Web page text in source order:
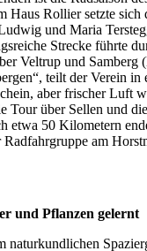
Haus Rollier setzte sich
und Maria
Strecke führte
Veltrup und Samberg
teilt der Verein in
aber frischer Luft
Tour über Sellen und
etwa 50 Kilometern
Radfahrgruppe am
und Pflanzen gelernt
naturkundlichen